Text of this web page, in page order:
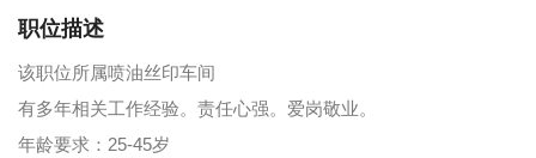
职位描述
该职位所属喷油丝印车间
有多年相关工作经验。责任心强。爱岗敬业。
年龄要求：25-45岁